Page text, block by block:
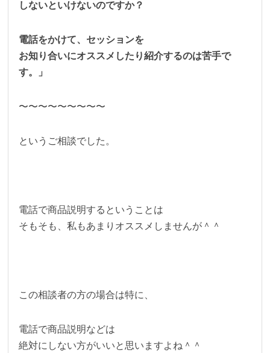
しないといけないのですか？
電話をかけて、セッションを
お知り合いにオススメしたり紹介するのは苦手で
す。」
〜〜〜〜〜〜〜〜〜
というご相談でした。
電話で商品説明するということは
そもそも、私もあまりオススメしませんが＾＾
この相談者の方の場合は特に、
電話で商品説明などは
絶対にしない方がいいと思いますよね＾＾